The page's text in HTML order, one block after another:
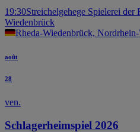
19:30Streichelgehege Spielerei der
Wiedenbrück
Rheda-Wiedenbrück,
août
28
ven.
Schlagerheimspiel 2026